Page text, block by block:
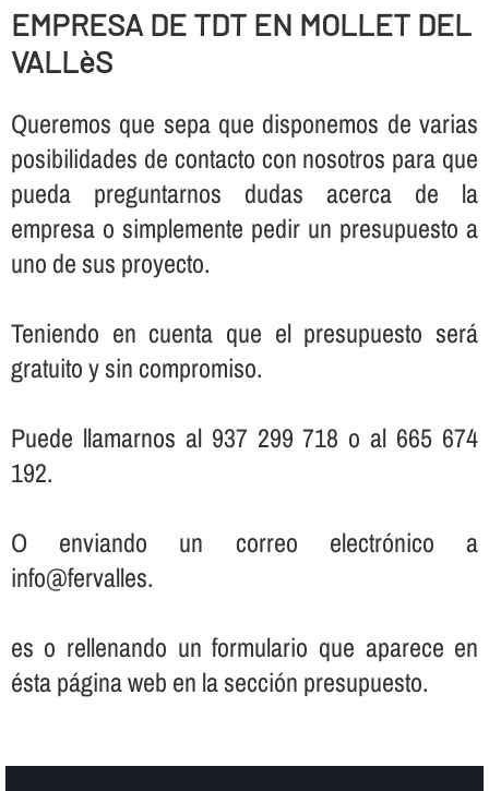
EMPRESA DE TDT EN MOLLET DEL
VALLèS
Queremos que sepa que disponemos de varias
posibilidades de contacto con nosotros para que
pueda preguntarnos dudas acerca de la
empresa o simplemente pedir un presupuesto a
uno de sus proyecto.
Teniendo en cuenta que el presupuesto será
gratuito y sin compromiso.
Puede llamarnos al 937 299 718 o al 665 674
192.
O enviando un correo electrónico a
info@fervalles.
es o rellenando un formulario que aparece en
ésta página web en la sección presupuesto.